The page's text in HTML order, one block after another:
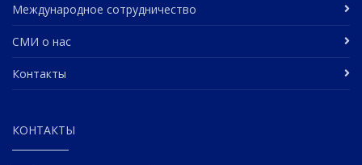
Международное сотрудничество
СМИ о нас
Контакты
КОНТАКТЫ